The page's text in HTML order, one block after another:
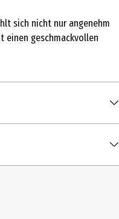
sich nicht nur angenehm
einen geschmackvollen